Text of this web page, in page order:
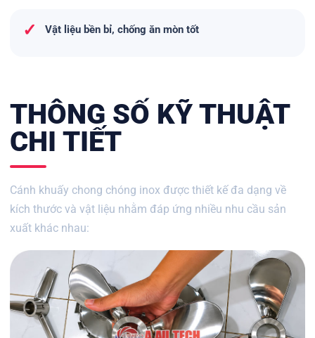
✓ Vật liệu bền bỉ, chống ăn mòn tốt
THÔNG SỐ KỸ THUẬT
CHI TIẾT
Cánh khuấy chong chóng inox được thiết kế đa dạng về
kích thước và vật liệu nhằm đáp ứng nhiều nhu cầu sản
xuất khác nhau: